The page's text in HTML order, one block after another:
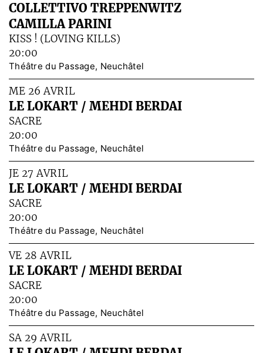
COLLETTIVO TREPPENWITZ
CAMILLA PARINI
KISS ! (LOVING KILLS)
20:00
Théâtre du Passage, Neuchâtel
ME 26 AVRIL
LE LOKART / MEHDI BERDAI
SACRE
20:00
Théâtre du Passage, Neuchâtel
JE 27 AVRIL
LE LOKART / MEHDI BERDAI
SACRE
20:00
Théâtre du Passage, Neuchâtel
VE 28 AVRIL
LE LOKART / MEHDI BERDAI
SACRE
20:00
Théâtre du Passage, Neuchâtel
SA 29 AVRIL